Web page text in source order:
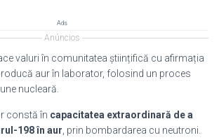
Ads
Anúncios
valuri în comunitatea științifică cu afirmația
aur în laborator, folosind un proces
nucleară.
constă în capacitatea extraordinară de a
198 în aur , prin bombardarea cu neutroni.